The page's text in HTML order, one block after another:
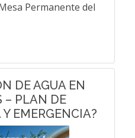
Permanente del
DE AGUA EN
– PLAN DE
EMERGENCIA?